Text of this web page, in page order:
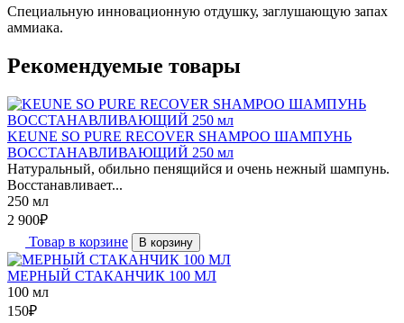
Специальную инновационную отдушку, заглушающую запах
аммиака.
Рекомендуемые товары
KEUNE SO PURE RECOVER SHAMPOO ШАМПУНЬ
ВОССТАНАВЛИВАЮЩИЙ 250 мл
Натуральный, обильно пенящийся и очень нежный шампунь.
Восстанавливает...
250 мл
2 900₽
Товар в корзине
В корзину
МЕРНЫЙ СТАКАНЧИК 100 МЛ
100 мл
150₽